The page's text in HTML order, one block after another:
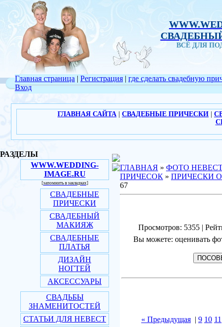
ВСЁ ДЛЯ
Главная страница | Регистрация |
Вход
где сделать свадебную
ГЛАВНАЯ САЙТА СВАДЕБНЫЕ ПРИЧЕСКИ
РАЗДЕЛЫ
WWW.WEDDING-
IMAGE.RU
[запомнить в закладках]
СВАДЕБНЫЕ
ПРИЧЕСКИ
СВАДЕБНЫЙ
МАКИЯЖ
СВАДЕБНЫЕ
ПЛАТЬЯ
ДИЗАЙН
НОГТЕЙ
АКСЕССУАРЫ
СВАДЬБЫ
ЗНАМЕНИТОСТЕЙ
СТАТЬИ ДЛЯ НЕВЕСТ
ГЛАВНАЯ » ФОТО
ПРИЧЕСОК » ПРИЧЕСКИ
67
Просмотров: 5355 |
Вы можете: оценивать
« Предыдущая | 9 10 11